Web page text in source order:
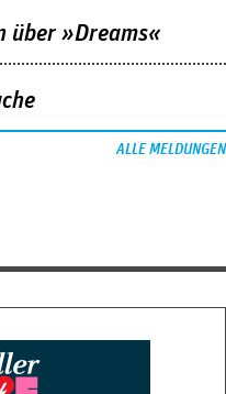
über »Dreams«
ALLE MELDUNGEN